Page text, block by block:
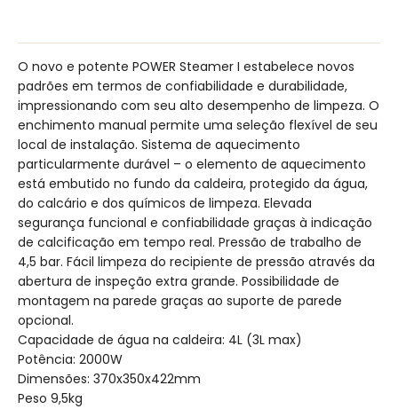
O novo e potente POWER Steamer I estabelece novos
padrões em termos de confiabilidade e durabilidade,
impressionando com seu alto desempenho de limpeza. O
enchimento manual permite uma seleção flexível de seu
local de instalação. Sistema de aquecimento
particularmente durável – o elemento de aquecimento
está embutido no fundo da caldeira, protegido da água,
do calcário e dos químicos de limpeza. Elevada
segurança funcional e confiabilidade graças à indicação
de calcificação em tempo real. Pressão de trabalho de
4,5 bar. Fácil limpeza do recipiente de pressão através da
abertura de inspeção extra grande. Possibilidade de
montagem na parede graças ao suporte de parede
opcional.
Capacidade de água na caldeira: 4L (3L max)
Potência: 2000W
Dimensões: 370x350x422mm
Peso 9,5kg